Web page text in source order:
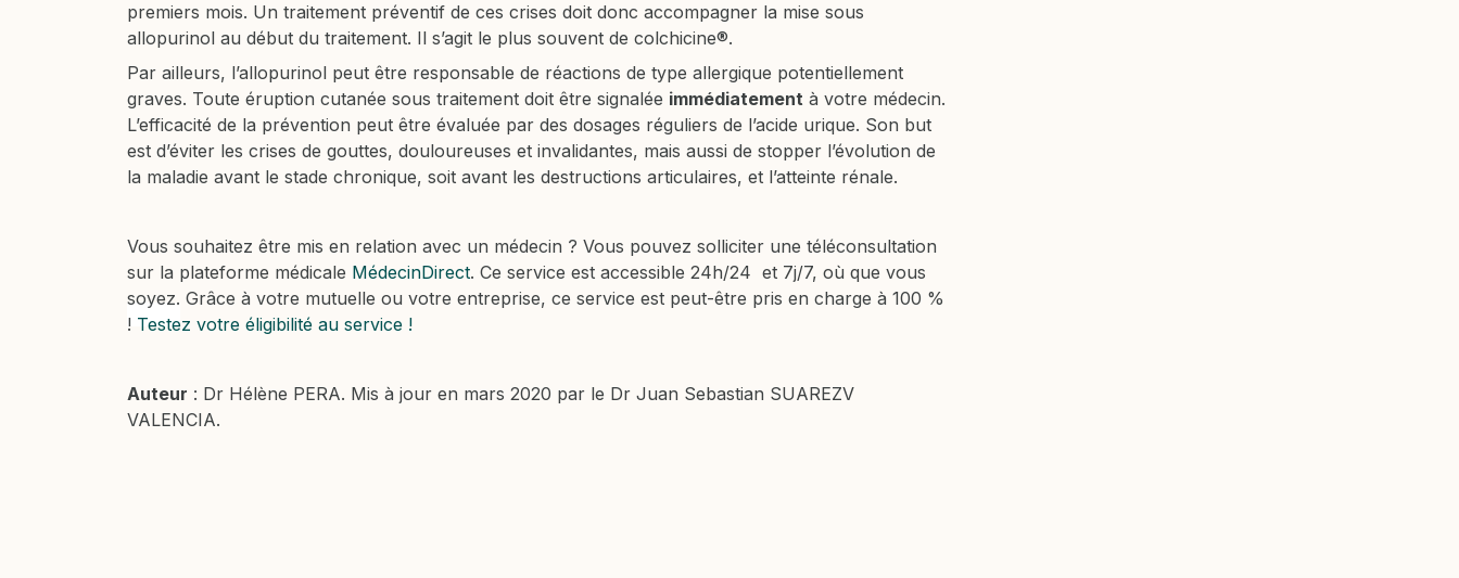
trigger
premiers mois. Un traitement préventif de ces crises doit donc accompagner la mise sous
allopurinol au début du traitement. Il s’agit le plus souvent de colchicine®.
Par ailleurs, l’allopurinol peut être responsable de réactions de type allergique potentiellement
graves. Toute éruption cutanée sous traitement doit être signalée immédiatement à votre médecin.
L’efficacité de la prévention peut être évaluée par des dosages réguliers de l’acide urique. Son but
est d’éviter les crises de gouttes, douloureuses et invalidantes, mais aussi de stopper l’évolution de
la maladie avant le stade chronique, soit avant les destructions articulaires, et l’atteinte rénale.
Vous souhaitez être mis en relation avec un médecin ? Vous pouvez solliciter une téléconsultation
sur la plateforme médicale MédecinDirect. Ce service est accessible 24h/24 et 7j/7, où que vous
soyez. Grâce à votre mutuelle ou votre entreprise, ce service est peut-être pris en charge à 100 %
! Testez votre éligibilité au service !
Auteur : Dr Hélène PERA. Mis à jour en mars 2020 par le Dr Juan Sebastian SUAREZV
VALENCIA.